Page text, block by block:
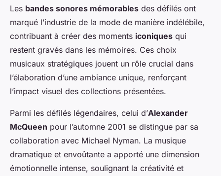
Les bandes sonores mémorables des défilés ont
marqué l’industrie de la mode de manière indélébile,
contribuant à créer des moments iconiques qui
restent gravés dans les mémoires. Ces choix
musicaux stratégiques jouent un rôle crucial dans
l’élaboration d’une ambiance unique, renforçant
l’impact visuel des collections présentées.
Parmi les défilés légendaires, celui d’Alexander
McQueen pour l’automne 2001 se distingue par sa
collaboration avec Michael Nyman. La musique
dramatique et envoûtante a apporté une dimension
émotionnelle intense, soulignant la créativité et